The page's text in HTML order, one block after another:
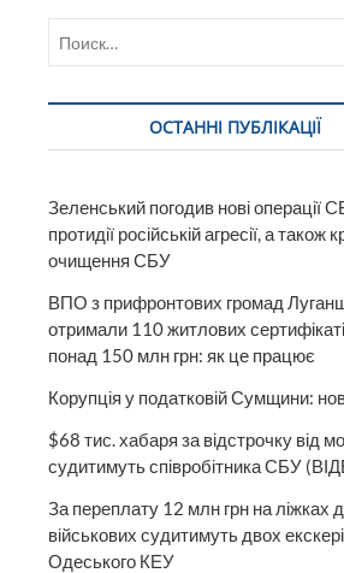
ОСТАННІ ПУБЛІКАЦІЇ
Зеленський погодив нові операції
протидії російській агресії, а також
очищення СБУ
ВПО з прифронтових громад
отримали 110 житлових
понад 150 млн грн: як це працює
Корупція у податковій Сумщини:
$68 тис. хабаря за відстрочку від
судитимуть співробітника СБУ
За переплату 12 млн грн на ліжках
військових судитимуть двох
Одеського КЕУ